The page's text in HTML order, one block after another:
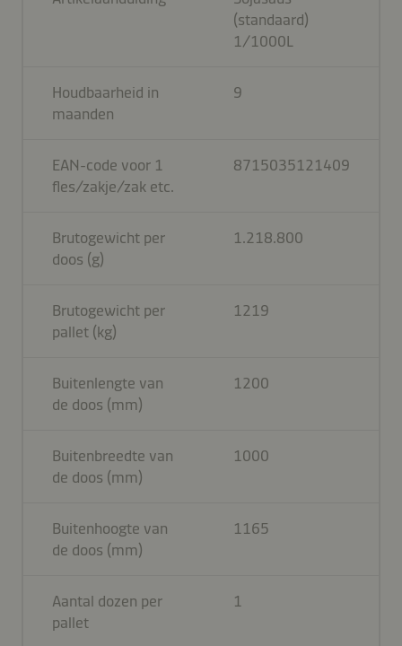
(standaard)
1/1000L
Houdbaarheid in
maanden
9
EAN-code voor 1
fles/zakje/zak etc.
8715035121409
Brutogewicht per
doos (g)
1.218.800
Brutogewicht per
pallet (kg)
1219
Buitenlengte van
de doos (mm)
1200
Buitenbreedte van
de doos (mm)
1000
Buitenhoogte van
de doos (mm)
1165
Aantal dozen per
pallet
1